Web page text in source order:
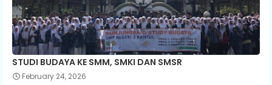
STUDI BUDAYA KE SMM, SMKI DAN SMSR
February 24, 2026